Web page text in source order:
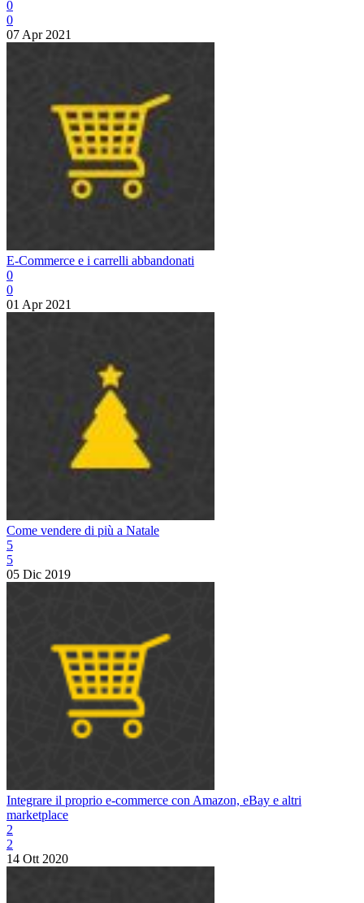
0
0
07 Apr 2021
E-Commerce e i carrelli abbandonati
0
0
01 Apr 2021
Come vendere di più a Natale
5
5
05 Dic 2019
Integrare il proprio e-commerce con Amazon, eBay e altri
marketplace
2
2
14 Ott 2020